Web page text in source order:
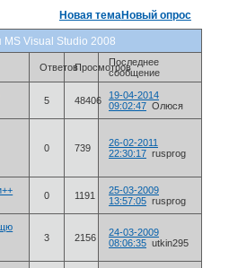
MS Visual Studio 2008
Новая темаНовый опрос
ОтветовПросмотровПоследнее
сообщение
5 48406
19-04-2014
09:02:47 Олюся
0 739
26-02-2011
22:30:17 rusprog
0 1191
25-03-2009
13:57:05 rusprog
3 2156
24-03-2009
08:06:35 utkin295